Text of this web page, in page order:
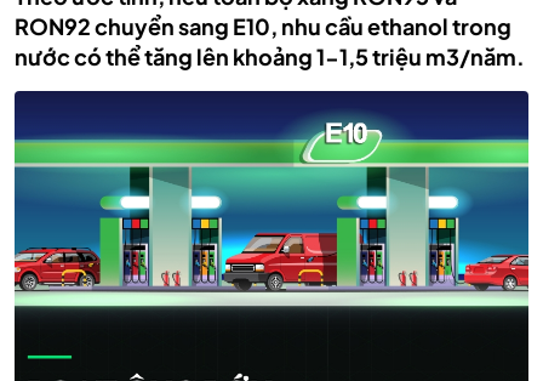
RON92 chuyển sang E10, nhu cầu ethanol trong
nước có thể tăng lên khoảng 1-1,5 triệu m3/năm.